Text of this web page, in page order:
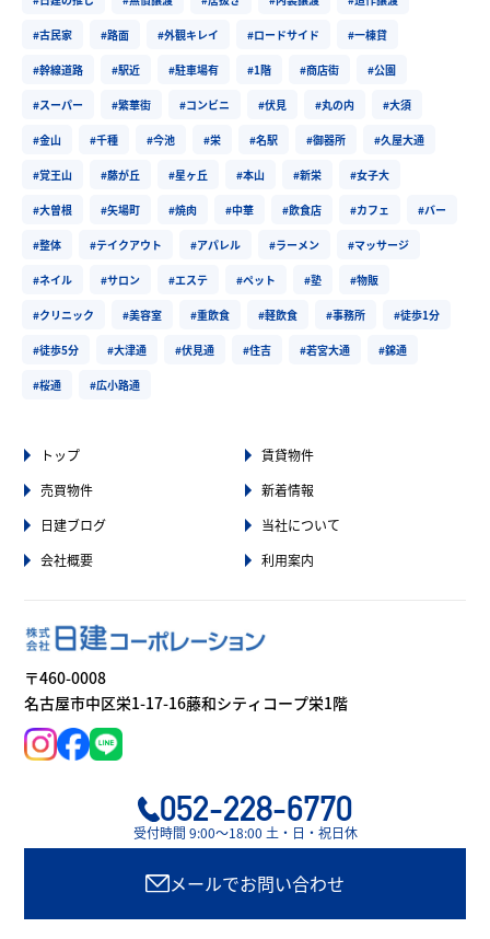
#古民家 #路面 #外観キレイ #ロードサイド #一棟貸
#幹線道路 #駅近 #駐車場有 #1階 #商店街 #公園
#スーパー #繁華街 #コンビニ #伏見 #丸の内 #大須
#金山 #千種 #今池 #栄 #名駅 #御器所 #久屋大通
#覚王山 #藤が丘 #星ヶ丘 #本山 #新栄 #女子大
#大曽根 #矢場町 #焼肉 #中華 #飲食店 #カフェ #バー
#整体 #テイクアウト #アパレル #ラーメン #マッサージ
#ネイル #サロン #エステ #ペット #塾 #物販
#クリニック #美容室 #重飲食 #軽飲食 #事務所 #徒歩1分
#徒歩5分 #大津通 #伏見通 #住吉 #若宮大通 #錦通
#桜通 #広小路通
トップ
賃貸物件
売買物件
新着情報
日建ブログ
当社について
会社概要
利用案内
〒460-0008
名古屋市中区栄1-17-16藤和シティコープ栄1階
052-228-6770
受付時間 9:00〜18:00 土・日・祝日休
メールでお問い合わせ